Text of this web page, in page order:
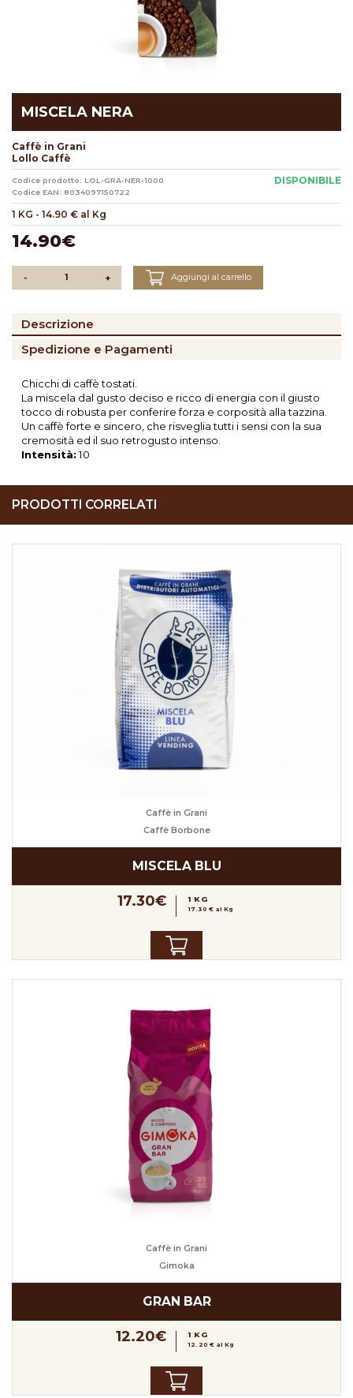
MISCELA NERA
Caffè in Grani
Lollo Caffè
Codice prodotto: LOL-GRA-NER-1000
Codice EAN: 8034097150722
DISPONIBILE
1 KG - 14.90 € al Kg
14.90€
- + Aggiungi al carrello
Descrizione
Spedizione e Pagamenti
Chicchi di caffè tostati.
La miscela dal gusto deciso e ricco di energia con il giusto
tocco di robusta per conferire forza e corposità alla tazzina.
Un caffè forte e sincero, che risveglia tutti i sensi con la sua
cremosità ed il suo retrogusto intenso.
Intensità:10
PRODOTTI CORRELATI
Caffè in Grani
Caffè Borbone
MISCELA BLU
17.30€ 1 KG
17.30 € al Kg
Caffè in Grani
Gimoka
GRAN BAR
12.20€ 1 KG
12.20 € al Kg